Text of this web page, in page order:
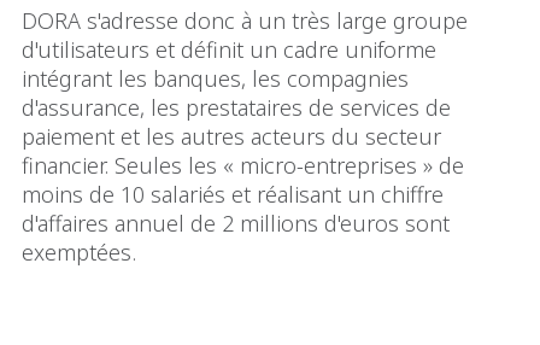
DORA s'adresse donc à un très large groupe
d'utilisateurs et définit un cadre uniforme
intégrant les banques, les compagnies
d'assurance, les prestataires de services de
paiement et les autres acteurs du secteur
financier. Seules les « micro-entreprises » de
moins de 10 salariés et réalisant un chiffre
d'affaires annuel de 2 millions d'euros sont
exemptées.